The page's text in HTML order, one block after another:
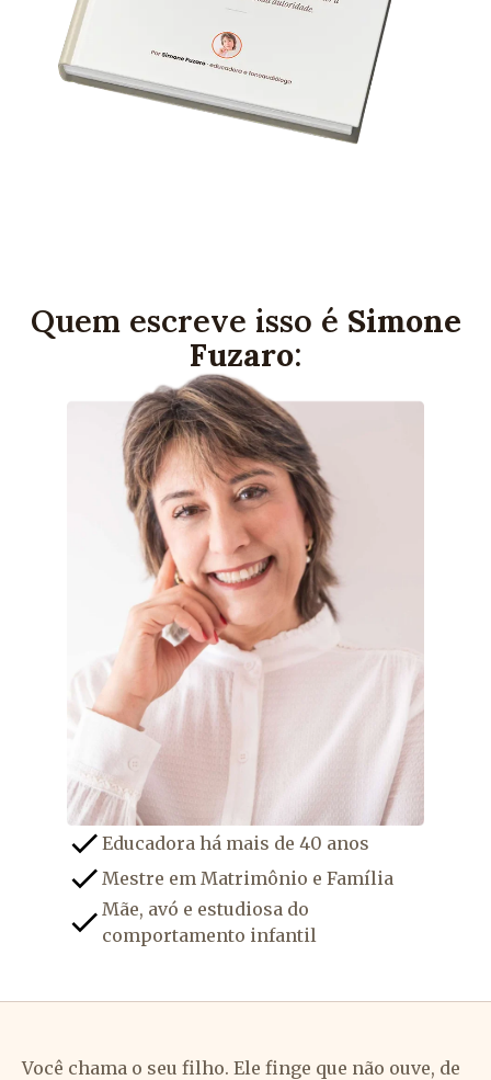
Quem escreve isso é Simone
Fuzaro:
Educadora há mais de 40 anos
Mestre em Matrimônio e Família
Mãe, avó e estudiosa do
comportamento infantil
Você chama o seu filho. Ele finge que não ouve, de